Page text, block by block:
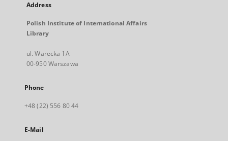
Address
Polish Institute of International Affairs
Library
ul. Warecka 1A
00-950 Warszawa
Phone
+48 (22) 556 80 44
E-Mail